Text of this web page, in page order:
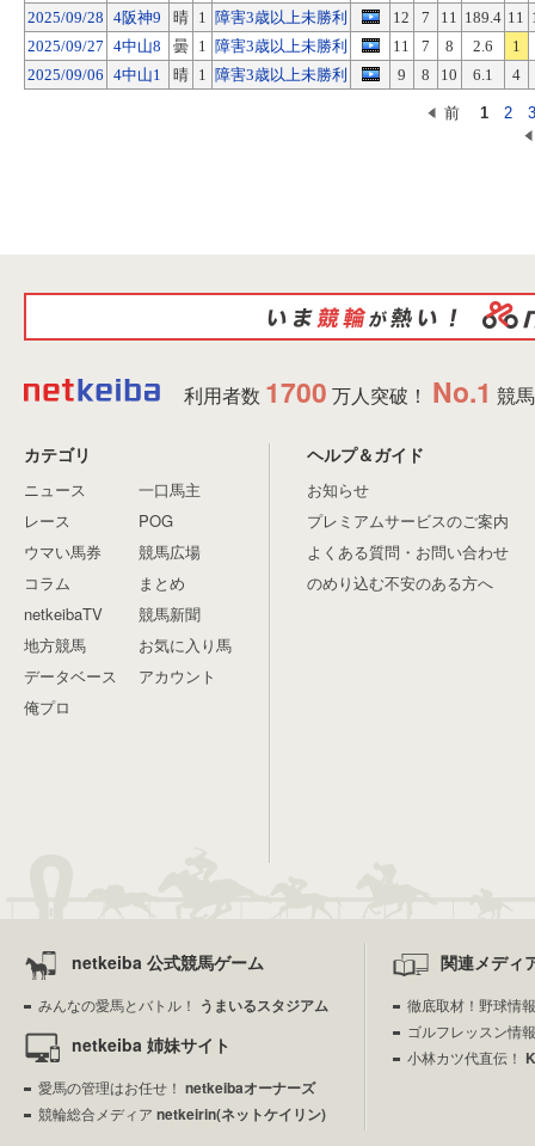
2025/09/28
4阪神9 晴 1 障害3歳以上未勝利 12 7 11 189.4 11
2025/09/27
4中山8 曇 1 障害3歳以上未勝利 11 7 8 2.6
1
2025/09/06
4中山1 晴 1 障害3歳以上未勝利 9 8 10 6.1 4
前 1 2 3
利用者数 1700 万人突破！ No.1 競
カテゴリ
ニュース
レース
ウマい馬券
コラム
netkeibaTV
地方競馬
データベース
俺プロ
一口馬主
POG
競馬広場
まとめ
競馬新聞
お気に入り馬
アカウント
ヘルプ＆ガイド
お知らせ
プレミアムサービスのご案内
よくある質問・お問い合わせ
のめり込む不安のある方へ
netkeiba 公式競馬ゲーム
みんなの愛馬とバトル！ うまいるスタジアム
netkeiba 姉妹サイト
愛馬の管理はお任せ！ netkeibaオーナーズ
競輪総合メディア netkeirin(ネットケイリン)
関連メディ
徹底取材！野球情
ゴルフレッスン情
小林カツ代直伝！